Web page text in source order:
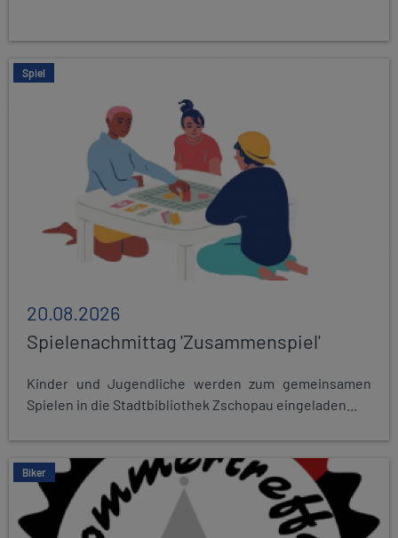
Spiel
20.08.2026
Spielenachmittag 'Zusammenspiel'
Kinder und Jugendliche werden zum gemeinsamen
Spielen in die Stadtbibliothek Zschopau eingeladen...
Biker